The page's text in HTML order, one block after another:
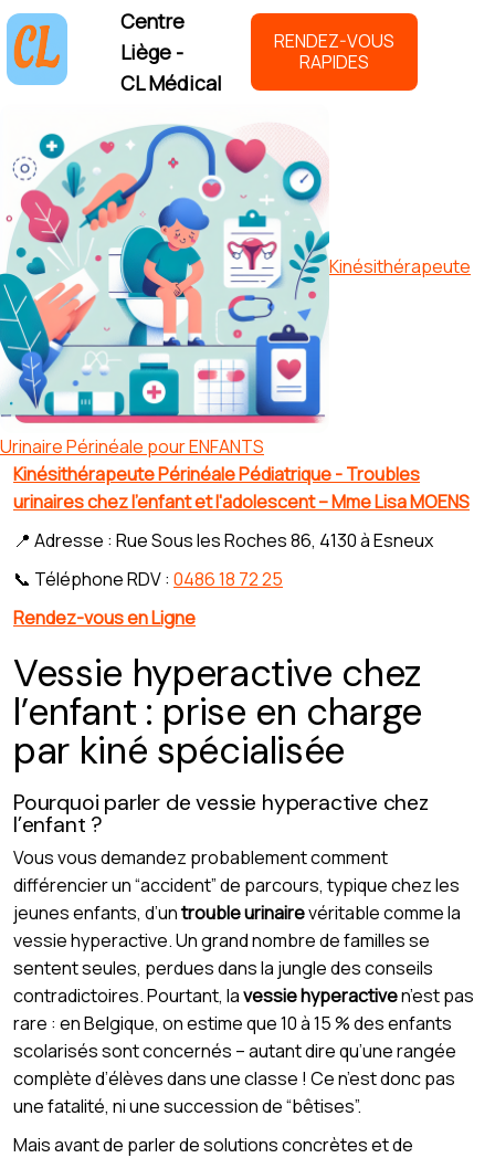
Centre
Liège -
CL Médical
RENDEZ-VOUS
RAPIDES
Kinésithérapeute
Urinaire Périnéale pour ENFANTS
Kinésithérapeute Périnéale Pédiatrique - Troubles
urinaires chez l'enfant et l'adolescent – Mme Lisa MOENS
📍 Adresse : Rue Sous les Roches 86, 4130 à Esneux
📞 Téléphone RDV : 0486 18 72 25
Rendez-vous en Ligne
Vessie hyperactive chez
l’enfant : prise en charge
par kiné spécialisée
Pourquoi parler de vessie hyperactive chez
l’enfant ?
Vous vous demandez probablement comment
différencier un “accident” de parcours, typique chez les
jeunes enfants, d’untrouble urinairevéritable comme la
vessie hyperactive. Un grand nombre de familles se
sentent seules, perdues dans la jungle des conseils
contradictoires. Pourtant, lavessie hyperactiven’est pas
rare : en Belgique, on estime que 10 à 15 % des enfants
scolarisés sont concernés – autant dire qu’une rangée
complète d’élèves dans une classe ! Ce n’est donc pas
une fatalité, ni une succession de “bêtises”.
Mais avant de parler de solutions concrètes et de